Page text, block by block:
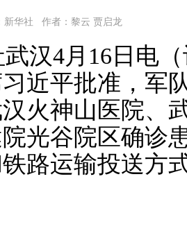
新华社 作者：黎云 贾启龙
4月16日电（
近平批准，军
火神山医院、
光谷院区确诊
路运输投送方